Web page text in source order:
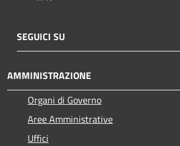
SEGUICI SU
AMMINISTRAZIONE
Organi di Governo
Aree Amministrative
Uffici